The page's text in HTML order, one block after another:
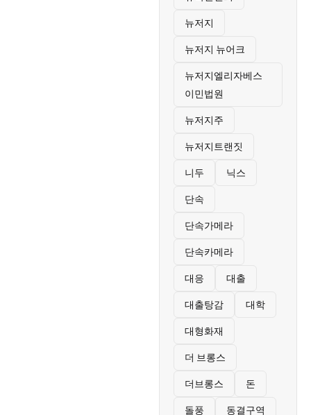
뉴저지
뉴저지 뉴어크
뉴저지엘리자베스
이민법원
뉴저지주
뉴저지트랜짓
니두 닉스
단속
단속가메라
단속카메라
대응 대출
대출탕감 대학
대형화재
더 브롱스
더브롱스 돈
돌풍 동결구역